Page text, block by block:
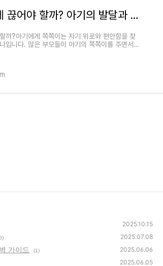
아기 쪽쪽이 언제 끊어야 할까? 아기의 발달과 구강 건강을 고려한 시기는 도대체 언제
까?아기에게 쪽쪽이는 자기 위로와 편안함을 찾
입니다. 많은 부모들이 아기의 쪽쪽이를 주면서
2025.10.15
2025.07.08
가이드 (1) 2025.06.06
2025.06.05